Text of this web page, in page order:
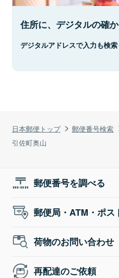
日本郵便トップ 郵便番号検索
引佐町奥山
住所に、デジタルの確か
デジタルアドレスで入力も検索
郵便番号を調べる
郵便局・ATM・ポス
荷物のお問い合わせ
再配達のご依頼